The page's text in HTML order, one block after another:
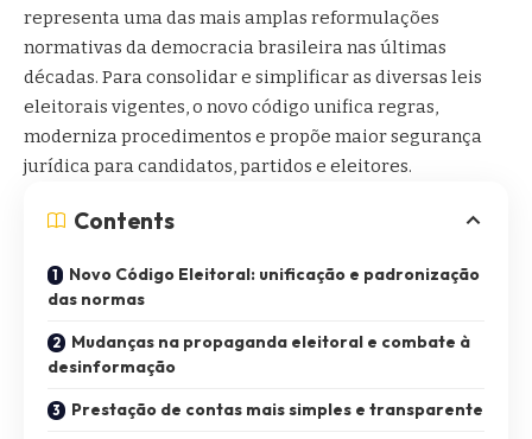
representa uma das mais amplas reformulações
normativas da democracia brasileira nas últimas
décadas. Para consolidar e simplificar as diversas leis
eleitorais vigentes, o novo código unifica regras,
moderniza procedimentos e propõe maior segurança
jurídica para candidatos, partidos e eleitores.
Contents
Novo Código Eleitoral: unificação e padronização
das normas
Mudanças na propaganda eleitoral e combate à
desinformação
Prestação de contas mais simples e transparente